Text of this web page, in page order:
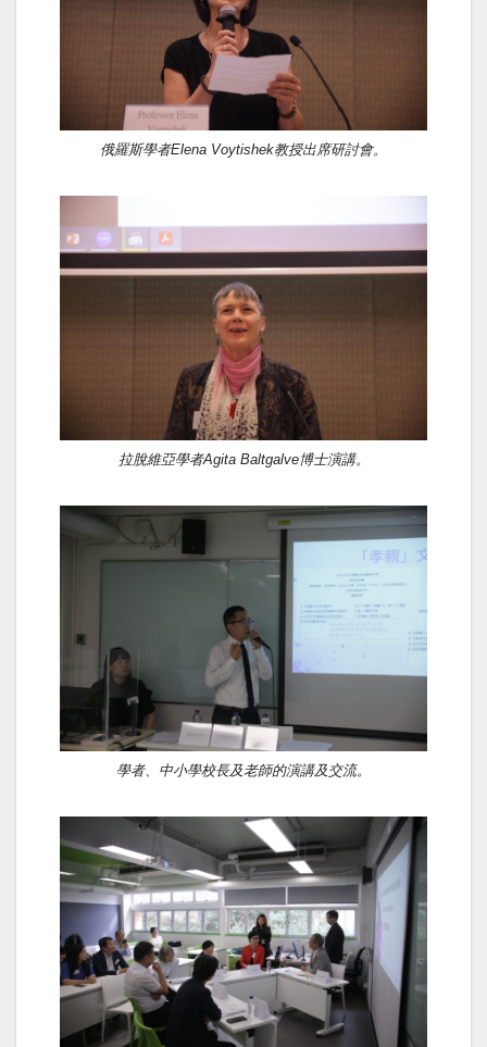
俄羅斯學者Elena Voytishek教授出席研討會。
拉脫維亞學者Agita Baltgalve博士演講。
學者、中小學校長及老師的演講及交流。